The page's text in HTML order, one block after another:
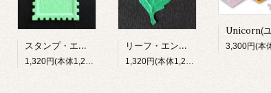
スタンプ・エンボスパンチ（DECOP）
1,320円(本体1,200円、税120円)
リーフ・エンボスパンチ（DECOP）
1,320円(本体1,200円、税120円)